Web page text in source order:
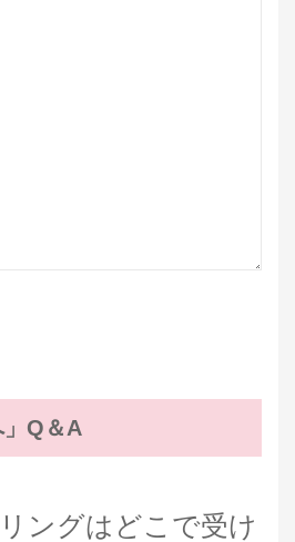
」Q＆A
ングはどこで受け